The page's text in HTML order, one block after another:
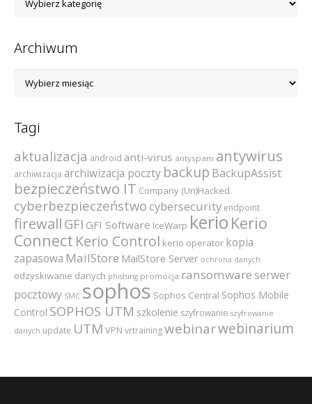
kategorii
Archiwum
Tagi
aktualizacja android anti-virus antyspam antywirus
archiwizacja archiwizacja poczty backup BackupAssist
bezpieczeństwo IT Company (Un)Hacked
cyberbezpieczeństwocybersecurity endpoint
firewall GFI GFI Software IceWarp kerio Kerio
Connect Kerio Control kerio operator kopia
zapasowa MailStore MailStore Server ochrona danych
odzyskiwanie danych phishing promocja ransomware serwer
pocztowy SMC sophos Sophos Central Sophos Mobile
Control SOPHOS UTM szkolenie szyfrowanie szyfrowanie
danych update UTM VPN vrtrainingwebinarwebinarium